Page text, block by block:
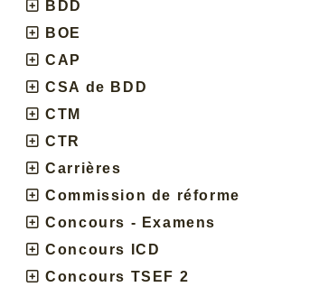
BDD
BOE
CAP
CSA de BDD
CTM
CTR
Carrières
Commission de réforme
Concours - Examens
Concours ICD
Concours TSEF 2